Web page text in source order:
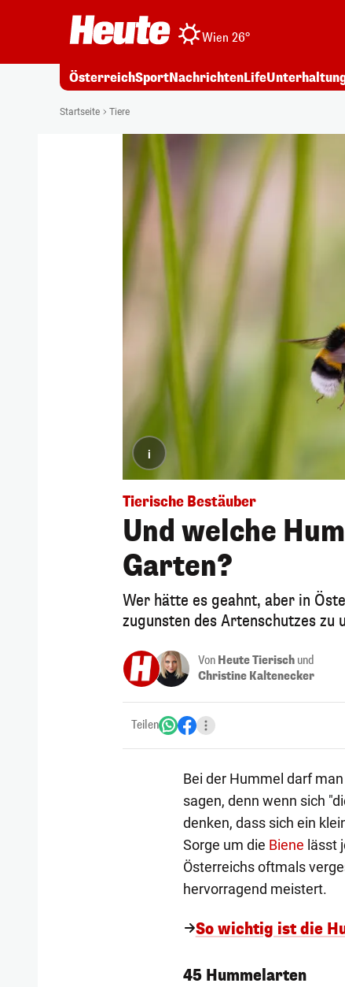
Wien 26°
ÖsterreichSportNachrichtenLife
Startseite Tiere
i
Tierische Bestäuber
Und welche
Garten?
Wer hätte es geahnt, aber in
zugunsten des Artenschutzes zu
Von Heute Tierisch und
Christine Kaltenecker
Teilen
Bei der Hummel darf
sagen, denn wenn sich
denken, dass sich ein
Sorge um die Biene lässt
Österreichs oftmals
hervorragend meistert.
So wichtig ist die
45 Hummelarten